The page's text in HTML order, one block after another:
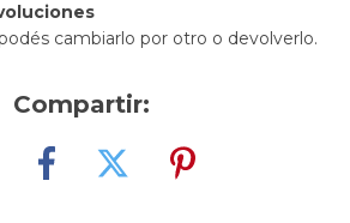
cambiarlo por otro o devolverlo.
Compartir: